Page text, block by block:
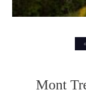
Mont